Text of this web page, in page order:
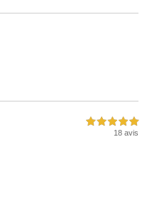
5,0 étoiles sur 5
18 avis